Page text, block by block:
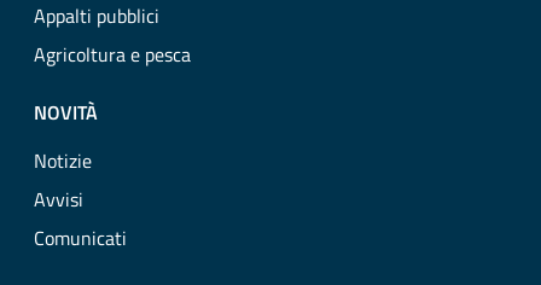
Appalti pubblici
Agricoltura e pesca
NOVITÀ
Notizie
Avvisi
Comunicati